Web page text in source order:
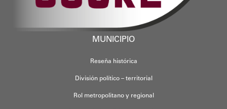
MUNICIPIO
Reseña histórica
División político – territorial
Rol metropolitano y regional